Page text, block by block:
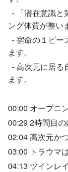
- 「潜在意識と
ング体質が整い
- 宿命の１ピー
ます。
- 高次元に居る
ます。
00:00 オープニ
00:29 2時間目
02:04 高次元か
03:00 トラウマ
04:13 ツインレ